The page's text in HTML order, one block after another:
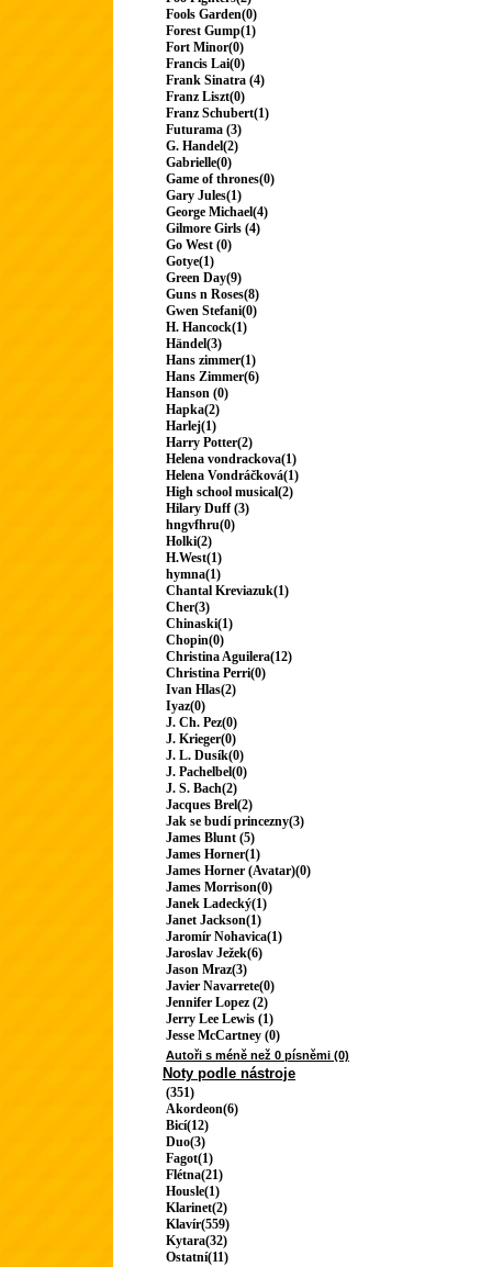
Fools Garden(0)
Forest Gump(1)
Fort Minor(0)
Francis Lai(0)
Frank Sinatra (4)
Franz Liszt(0)
Franz Schubert(1)
Futurama (3)
G. Handel(2)
Gabrielle(0)
Game of thrones(0)
Gary Jules(1)
George Michael(4)
Gilmore Girls (4)
Go West (0)
Gotye(1)
Green Day(9)
Guns n Roses(8)
Gwen Stefani(0)
H. Hancock(1)
Händel(3)
Hans zimmer(1)
Hans Zimmer(6)
Hanson (0)
Hapka(2)
Harlej(1)
Harry Potter(2)
Helena vondrackova(1)
Helena Vondráčková(1)
High school musical(2)
Hilary Duff (3)
hngvfhru(0)
Holki(2)
H.West(1)
hymna(1)
Chantal Kreviazuk(1)
Cher(3)
Chinaski(1)
Chopin(0)
Christina Aguilera(12)
Christina Perri(0)
Ivan Hlas(2)
Iyaz(0)
J. Ch. Pez(0)
J. Krieger(0)
J. L. Dusík(0)
J. Pachelbel(0)
J. S. Bach(2)
Jacques Brel(2)
Jak se budí princezny(3)
James Blunt (5)
James Horner(1)
James Horner (Avatar)(0)
James Morrison(0)
Janek Ladecký(1)
Janet Jackson(1)
Jaromír Nohavica(1)
Jaroslav Ježek(6)
Jason Mraz(3)
Javier Navarrete(0)
Jennifer Lopez (2)
Jerry Lee Lewis (1)
Jesse McCartney (0)
Autoři s méně než 0 písněmi (0)
Noty podle nástroje
(351)
Akordeon(6)
Bicí(12)
Duo(3)
Fagot(1)
Flétna(21)
Housle(1)
Klarinet(2)
Klavír(559)
Kytara(32)
Ostatní(11)